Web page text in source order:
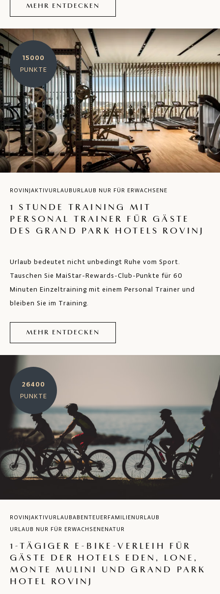
MEHR ENTDECKEN
15000
PUNKTE
ROVINJAKTIVURLAUB URLAUB NUR FÜR ERWACHSENE
1 STUNDE TRAINING MIT
PERSONAL TRAINER FÜR GÄSTE
DES GRAND PARK HOTELS ROVINJ
Urlaub bedeutet nicht unbedingt Ruhe vom Sport.
Tauschen Sie MaiStar-Rewards-Club-Punkte für 60
Minuten Einzeltraining mit einem Personal Trainer und
bleiben Sie im Training.
MEHR ENTDECKEN
26400
PUNKTE
ROVINJAKTIVURLAUBABENTEUERFAMILIENURLAUB
URLAUB NUR FÜR ERWACHSENENATUR
1-TÄGIGER E-BIKE-VERLEIH FÜR
GÄSTE DER HOTELS EDEN, LONE,
MONTE MULINI UND GRAND PARK
HOTEL ROVINJ